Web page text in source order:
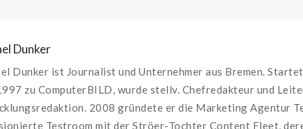
Dunker
Dunker ist Journalist und Unternehmer aus Bremen.
zu ComputerBILD, wurde stellv. Chefredakteur und
2008 gründete er die Marketing Agentur
Testroom mit der Ströer-Tochter Content Fleet,